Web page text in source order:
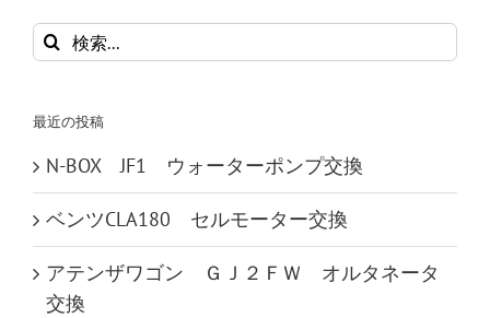
検
索
最近の投稿
N-BOX JF1 ウォーターポンプ交換
ベンツCLA180 セルモーター交換
アテンザワゴン ＧＪ２ＦＷ オルタネータ
交換